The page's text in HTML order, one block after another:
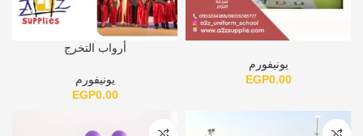
يونيفورم
EGP0.00
أرواب التخرج
يونيفورم
EGP0.00